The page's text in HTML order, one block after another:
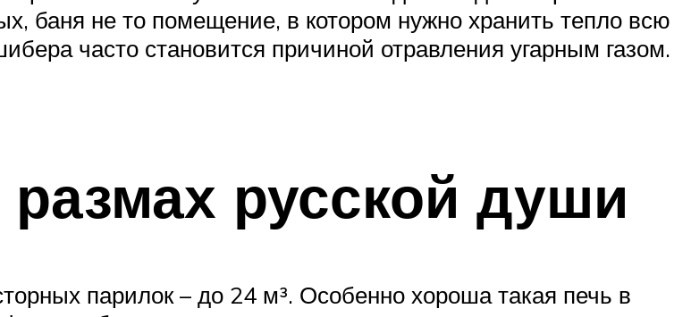
баня не то помещение, в котором нужно хранить тепло всю
часто становится причиной отравления угарным газом.
русской души
парилок – до 24 м³. Особенно хороша такая печь в